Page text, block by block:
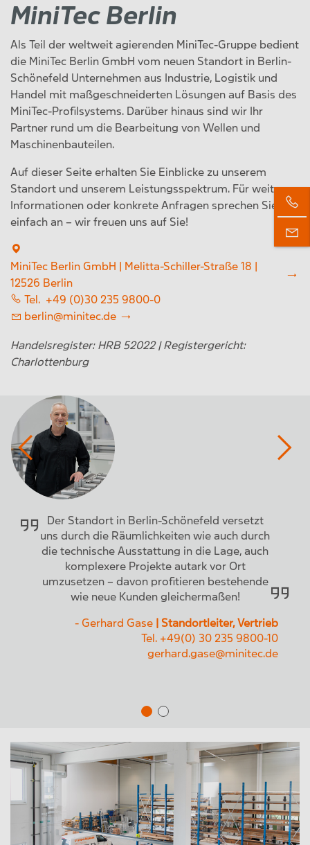
MiniTec Berlin
Als Teil der weltweit agierenden MiniTec-Gruppe bedient
die MiniTec Berlin GmbH vom neuen Standort in Berlin-
Schönefeld Unternehmen aus Industrie, Logistik und
Handel mit maßgeschneiderten Lösungen auf Basis des
MiniTec-Profilsystems. Darüber hinaus sind wir Ihr
Partner rund um die Bearbeitung von Wellen und
Maschinenbauteilen.
Auf dieser Seite erhalten Sie Einblicke zu unserem
Standort und unserem Leistungsspektrum. Für weitere
Informationen oder konkrete Anfragen sprechen Sie uns
einfach an – wir freuen uns auf Sie!
MiniTec Berlin GmbH | Melitta-Schiller-Straße 18 |
12526 Berlin
Tel. +49 (0)30 235 9800-0
berlin@minitec.de
Handelsregister: HRB 52022 | Registergericht:
Charlottenburg
Der Standort in Berlin-Schönefeld versetzt
uns durch die Räumlichkeiten wie auch durch
die technische Ausstattung in die Lage, auch
komplexere Projekte autark vor Ort
umzusetzen – davon profitieren bestehende
wie neue Kunden gleichermaßen!
- Gerhard Gase | Standortleiter, Vertrieb
Tel. +49(0) 30 235 9800-10
gerhard.gase@minitec.de